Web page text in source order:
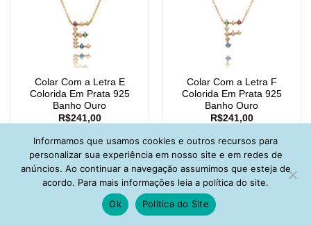
Colar Com a Letra E
Colorida Em Prata 925
Banho Ouro
R$241,00
Colar Com a Letra F
Colorida Em Prata 925
Banho Ouro
R$241,00
Informamos que usamos cookies e outros recursos para
personalizar sua experiência em nosso site e em redes de
anúncios. Ao continuar a navegação assumimos que esteja de
acordo. Para mais informações leia a política do site.
Ok
Política do Site